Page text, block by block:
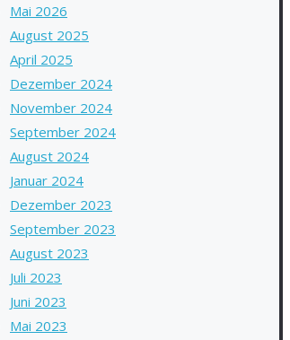
Mai 2026
August 2025
April 2025
Dezember 2024
November 2024
September 2024
August 2024
Januar 2024
Dezember 2023
September 2023
August 2023
Juli 2023
Juni 2023
Mai 2023